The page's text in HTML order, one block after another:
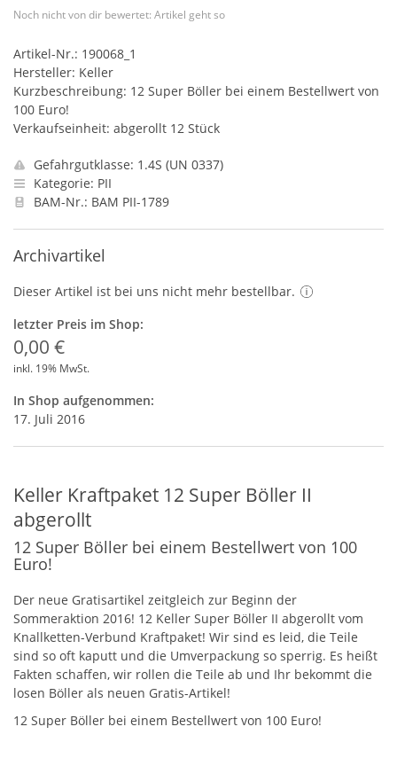
Noch nicht von dir bewertet: Artikel geht so
Artikel-Nr.: 190068_1
Hersteller: Keller
Kurzbeschreibung: 12 Super Böller bei einem Bestellwert von
100 Euro!
Verkaufseinheit: abgerollt 12 Stück
Gefahrgutklasse: 1.4S (UN 0337)
Kategorie: PII
BAM-Nr.: BAM PII-1789
Archivartikel
Dieser Artikel ist bei uns nicht mehr bestellbar.
letzter Preis im Shop:
0,00 €
inkl. 19% MwSt.
In Shop aufgenommen:
17. Juli 2016
Keller Kraftpaket 12 Super Böller II
abgerollt
12 Super Böller bei einem Bestellwert von 100
Euro!
Der neue Gratisartikel zeitgleich zur Beginn der
Sommeraktion 2016! 12 Keller Super Böller II abgerollt vom
Knallketten-Verbund Kraftpaket! Wir sind es leid, die Teile
sind so oft kaputt und die Umverpackung so sperrig. Es heißt
Fakten schaffen, wir rollen die Teile ab und Ihr bekommt die
losen Böller als neuen Gratis-Artikel!
12 Super Böller bei einem Bestellwert von 100 Euro!